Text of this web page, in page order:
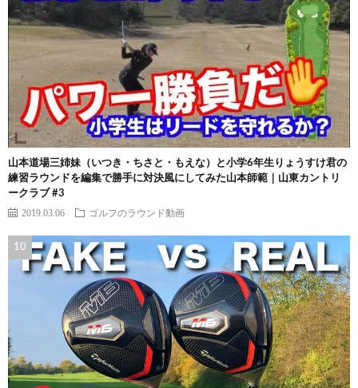
山本道場三姉妹（いつき・ちさと・もえな）と小学6年生りょうすけ君の
練習ラウンドを編集で勝手に対決風にしてみた山本師範｜山東カントリ
ークラブ #3
2019.03.06 ゴルフのラウンド動画